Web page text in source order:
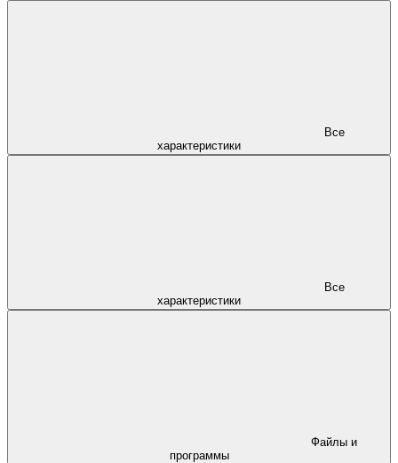
характеристики
характеристики
программы